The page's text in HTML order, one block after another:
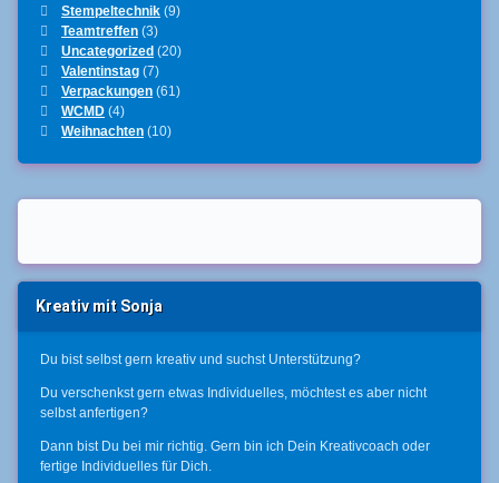
Stempeltechnik(9)
Teamtreffen(3)
Uncategorized(20)
Valentinstag(7)
Verpackungen(61)
WCMD(4)
Weihnachten(10)
Kreativ mit Sonja
Du bist selbst gern kreativ und suchst Unterstützung?
Du verschenkst gern etwas Individuelles, möchtest es aber nicht
selbst anfertigen?
Dann bist Du bei mir richtig. Gern bin ich Dein Kreativcoach oder
fertige Individuelles für Dich.